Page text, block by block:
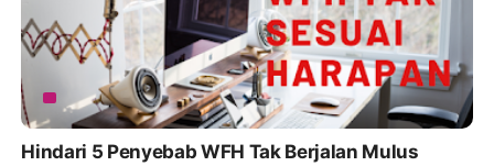
Hindari 5 Penyebab WFH Tak Berjalan Mulus